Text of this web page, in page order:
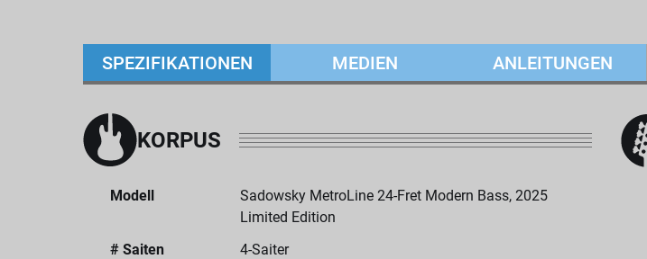
SPEZIFIKATIONEN MEDIEN ANLEITUNGEN
KORPUS
Modell
Sadowsky MetroLine 24-Fret Modern Bass, 2025
Limited Edition
# Saiten
4-Saiter